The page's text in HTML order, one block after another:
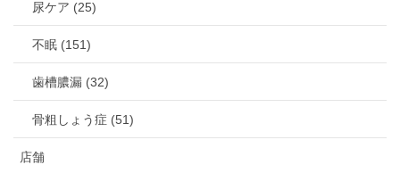
尿ケア (25)
不眠 (151)
歯槽膿漏 (32)
骨粗しょう症 (51)
店舗